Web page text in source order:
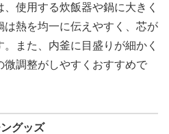
使用する炊飯器や鍋に大きく
は熱を均一に伝えやすく、芯が
また、内釜に目盛りが細かく
調整がしやすくおすすめで
グッズ